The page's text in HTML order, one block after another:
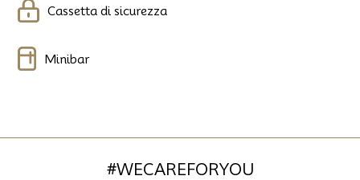
Cassetta di sicurezza
Minibar
#WECAREFORYOU